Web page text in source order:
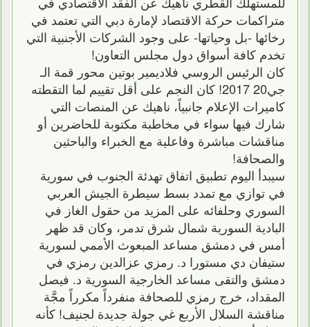
متراكمات حركة الاقتصاد لإمارة دبي التي تعتمد في
رخائها -بل وحياتها- على وجود الشركات الأجنبية التي
تخدم كافة أسواق دول مجلس التعاون!
كان الرئيس الروسي فلاديمير بوتين محور قمة الـ
جي20 2017! كان النجم على أقل تقييم لما التقطته
كاميرات الإعلام جانبياً، ناهيك عن المنصات التي
شارك فيها سواء في مخاطبة مكتوبة للحاضرين أو
مناقشات مباشرة وفاعلية مع الخبراء والباحثين
والصحافة!
سيبدأ اليوم تطبيق اتفاق تهدئة الجنوب في سورية
في توازي مع تمدد بسط سيطرة الجيش العربي
السوري وحلفائه على المزيد من حقول الغاز في
البادية السورية شمال شرق تدمر، وكان قد ظهر
أمس في دمشق مساعد المبعوث الأممي لسورية
ستيفان دي مستورا د. رمزي عزالدين رمزي في
دمشق والتقى مساعد الخارجية السورية د. فيصل
المقداد، خرج رمزي للصحافة منفرداً مكرراً مجَّة
مناقشة السلال الأربع غي جولة جديدة لجنيف! كأنه